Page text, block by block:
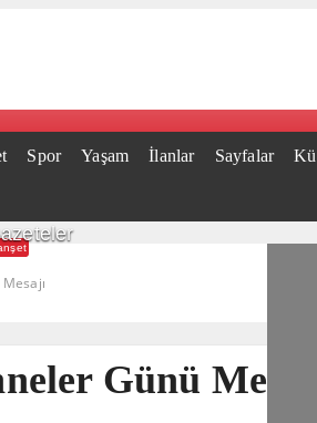
Spor Yaşam İlanlar Sayfalar
Günü Mesajı